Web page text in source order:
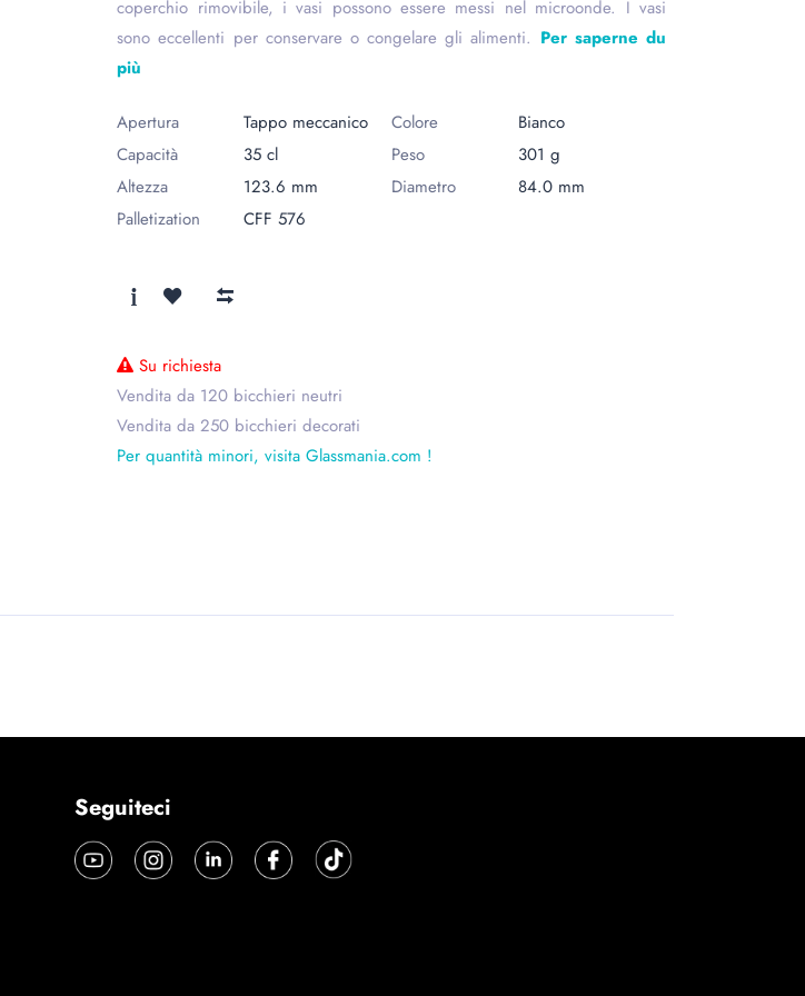
coperchio rimovibile, i vasi possono essere messi nel microonde. I vasi
sono eccellenti per conservare o congelare gli alimenti. Per saperne du
più
Apertura Tappo meccanico Colore
Bianco
Capacità
35 cl Peso
301 g
Altezza
123.6 mm Diametro
84.0 mm
Palletization
CFF 576
Su richiesta
Vendita da 120 bicchieri neutri
Vendita da 250 bicchieri decorati
Per quantità minori, visita Glassmania.com !
Seguiteci